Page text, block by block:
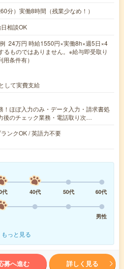
分）実働8時間（残業少なめ！）
相談OK
24万円 時給1550円×実働8h×週5日×4
るものではありません。※給与即受取り
条件有）
して実費支給
！ほぼ入力のみ・データ入力・請求書処
後のチェック業務・電話取り次…
ンクOK / 英語力不要
代 40代 50代
60代
男性
もっと見る
募へ進む 詳しく見る